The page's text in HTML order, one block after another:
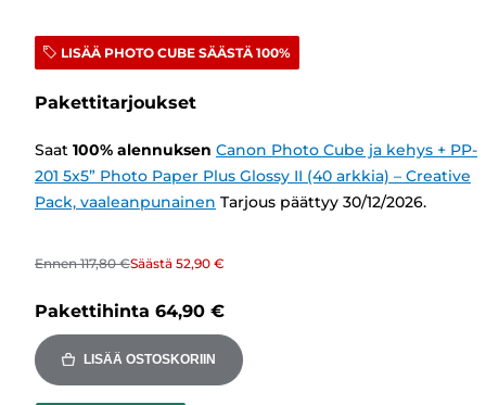
LISÄÄ PHOTO CUBE SÄÄSTÄ 100%
Pakettitarjoukset
Saat 100% alennuksen Canon Photo Cube ja kehys + PP-
201 5x5” Photo Paper Plus Glossy II (40 arkkia) – Creative
Pack, vaaleanpunainen Tarjous päättyy 30/12/2026.
Ennen117,80 €Säästä 52,90 €
Pakettihinta 64,90 €
LISÄÄ OSTOSKORIIN